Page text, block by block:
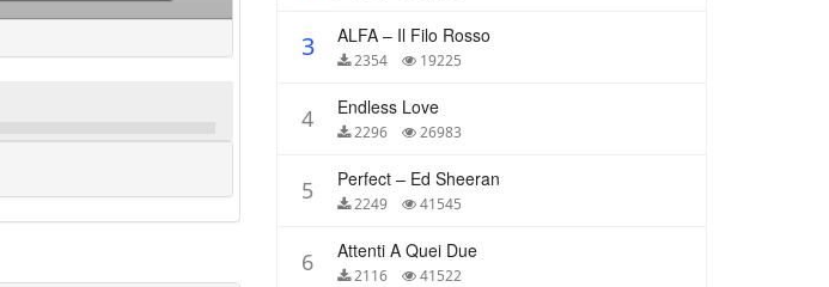
3 ALFA – Il Filo Rosso
2354 19225
4 Endless Love
2296 26983
5 Perfect – Ed Sheeran
2249 41545
6 Attenti A Quei Due
2116 41522